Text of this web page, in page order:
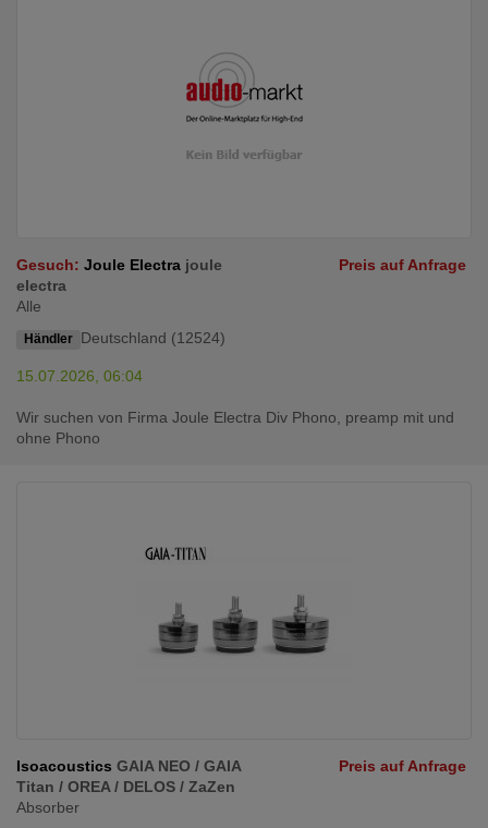
Gesuch: Joule Electra joule
electra
Alle
Händler Deutschland (12524)
Preis auf Anfrage
15.07.2026, 06:04
Wir suchen von Firma Joule Electra Div Phono, preamp mit und
ohne Phono
Isoacoustics GAIA NEO / GAIA
Titan / OREA / DELOS / ZaZen
Absorber
Preis auf Anfrage